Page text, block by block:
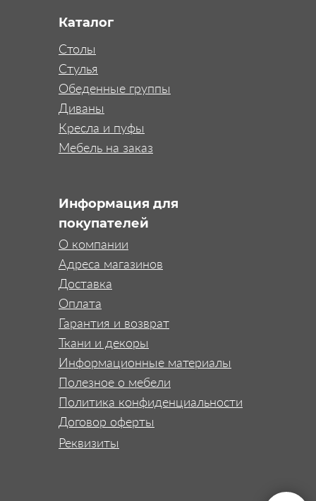
Информация для
покупателей
Каталог
Обеденные группы
Мебель на заказ
Кресла и пуфы
Диваны
Стулья
Доставка
Ткани и декоры
Гарантия и возврат
Политика конфиденциальности
Реквизиты
Договор оферты
Полезное о мебели
Информационные материалы
Оплата
Адреса магазинов
О компании
Столы